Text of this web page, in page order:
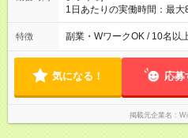
1日あたりの実働時間：最
8時間） 【アルバイト】週1日・8hから勤務可能 ◎勤務例 日勤／
9時～18時（休憩60分） 夜勤
りなど、ご希望の働き方を
特徴 副業・WワークOK / 10名以
気になる！ 応募
掲載元企業名